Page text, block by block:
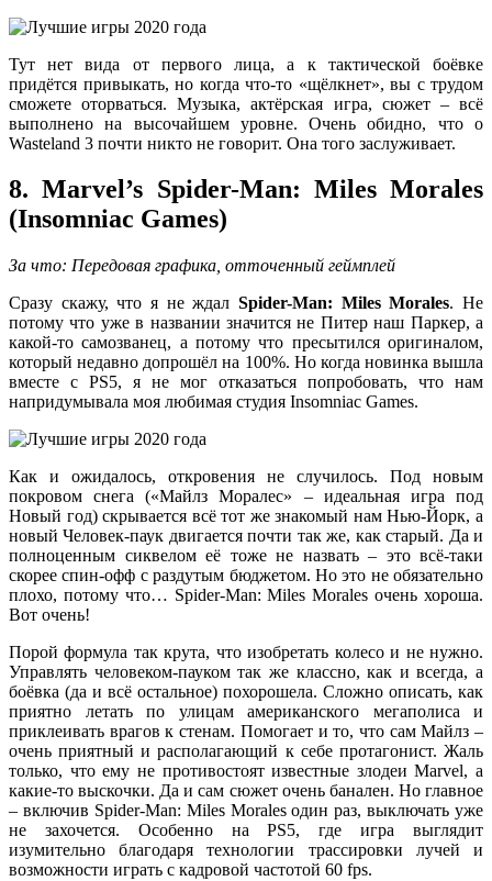
Тут нет вида от первого лица, а к тактической боёвке
придётся привыкать, но когда что-то «щёлкнет», вы с трудом
сможете оторваться. Музыка, актёрская игра, сюжет – всё
выполнено на высочайшем уровне. Очень обидно, что о
Wasteland 3 почти никто не говорит. Она того заслуживает.
8. Marvel’s Spider-Man: Miles Morales
(Insomniac Games)
За что: Передовая графика, отточенный геймплей
Сразу скажу, что я не ждал Spider-Man: Miles Morales. Не
потому что уже в названии значится не Питер наш Паркер, а
какой-то самозванец, а потому что пресытился оригиналом,
который недавно допрошёл на 100%. Но когда новинка вышла
вместе с PS5, я не мог отказаться попробовать, что нам
напридумывала моя любимая студия Insomniac Games.
Как и ожидалось, откровения не случилось. Под новым
покровом снега («Майлз Моралес» – идеальная игра под
Новый год) скрывается всё тот же знакомый нам Нью-Йорк, а
новый Человек-паук двигается почти так же, как старый. Да и
полноценным сиквелом её тоже не назвать – это всё-таки
скорее спин-офф с раздутым бюджетом. Но это не обязательно
плохо, потому что… Spider-Man: Miles Morales очень хороша.
Вот очень!
Порой формула так крута, что изобретать колесо и не нужно.
Управлять человеком-пауком так же классно, как и всегда, а
боёвка (да и всё остальное) похорошела. Сложно описать, как
приятно летать по улицам американского мегаполиса и
приклеивать врагов к стенам. Помогает и то, что сам Майлз –
очень приятный и располагающий к себе протагонист. Жаль
только, что ему не противостоят известные злодеи Marvel, а
какие-то выскочки. Да и сам сюжет очень банален. Но главное
– включив Spider-Man: Miles Morales один раз, выключать уже
не захочется. Особенно на PS5, где игра выглядит
изумительно благодаря технологии трассировки лучей и
возможности играть с кадровой частотой 60 fps.